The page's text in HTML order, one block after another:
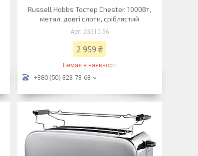
Russell Hobbs Тостер Chester, 1000Вт,
метал, довгі слоти, сріблястий
23510-56
2 959 ₴
Немає в наявності
+380 (50) 323-73-63